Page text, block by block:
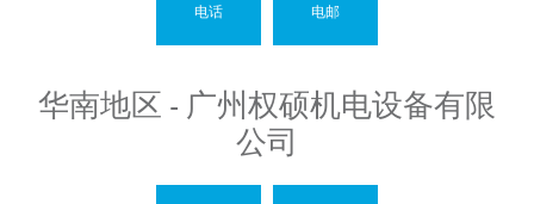
华南地区 - 广州权硕机电设备有限
公司